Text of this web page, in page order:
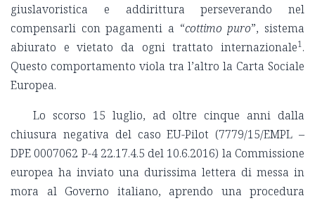
giuslavoristica e addirittura perseverando nel
compensarli con pagamenti a “cottimo puro”, sistema
abiurato e vietato da ogni trattato internazionale1.
Questo comportamento viola tra l’altro la Carta Sociale
Europea.
Lo scorso 15 luglio, ad oltre cinque anni dalla
chiusura negativa del caso EU-Pilot (7779/15/EMPL –
DPE 0007062 P-4 22.17.4.5 del 10.6.2016) la Commissione
europea ha inviato una durissima lettera di messa in
mora al Governo italiano, aprendo una procedura